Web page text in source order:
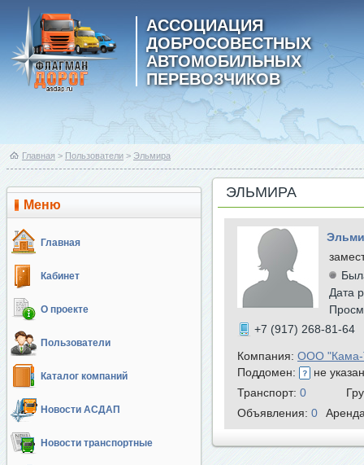
АССОЦИАЦИЯ
ДОБРОСОВЕСТНЫХ
АВТОМОБИЛЬНЫХ
ПЕРЕВОЗЧИКОВ
Главная > Пользователи > Эльмира
Меню
Главная
Кабинет
О проекте
Пользователи
Каталог компаний
Новости АСДАП
Новости транспортные
ЭЛЬМИРА
Дата
+7 (917) 268-81-64
Компания: ООО "Кама-
Поддомен:
не
Транспорт: 0
Объявления: 0